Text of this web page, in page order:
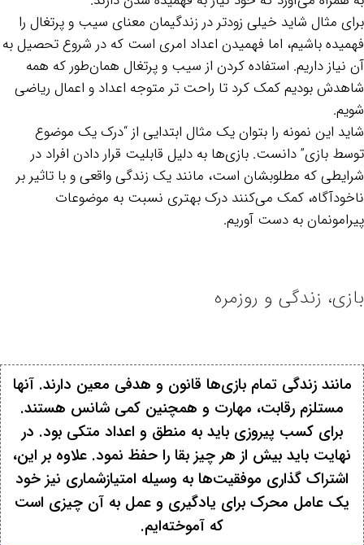
برای مثال شاید خیلی زودتر در زندگیمان معنای سیب و پرتغال را
فهمیده باشیم، اما فهمیدن اعداد امری است که در شروع تحصیل به
آن نیاز داریم. استفاده کردن از سیب و پرتغال همان‌طور که همه
شاهدش بودیم کمک کرد تا راحت تر متوجه اعداد و اعمال ریاضی
شویم.
شاید این نمونه را بتوان یک مثال ابتدایی از “درک یک موضوع
توسط بازی” دانست. بازی‌ها به دلیل قابلیت قرار دادن افراد در
شرایطی که مطلوبشان است، مانند یک زندگی واقعی و با تاثیر بر
ناخودآگاه، کمک می‌کنند درک بهتری نسبت به موضوعات
پیرامونمان به دست آوریم.
بازی، زندگی و روزمره
مانند زندگی تمام بازی‌ها قانون و هدفی معین دارند. آنها
مستلزم رقابت، مهارت و همچنین کمی شانس هستند.
برای کسب پیروزی باید به منطق و اعداد متکی بود. در
نهایت باید بیش از هر چیز بقا را حفظ نمود. علاوه بر این،
اشتراک گذاری موفقیت‌ها به وسیله امتیازشماری نیز خود
یک عامل محرک برای یادگیری و عمل به آن چیزی است
که آموخته‌ایم.